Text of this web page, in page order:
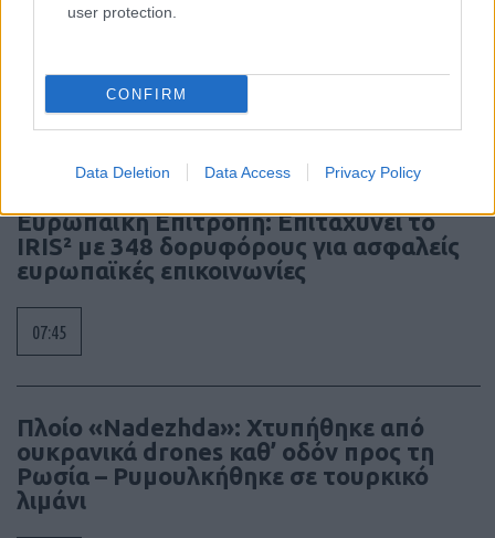
user protection.
CONFIRM
Data Deletion Data Access Privacy Policy
Το Βερολίνο θα επεκτείνει την έρευνα
09:10
Ευρωπαϊκή Επιτροπή: Επιταχύνει το
IRIS² με 348 δορυφόρους για ασφαλείς
ευρωπαϊκές επικοινωνίες
07:45
Πλοίο «Nadezhda»: Χτυπήθηκε από
ουκρανικά drones καθ’ οδόν προς τη
Ρωσία – Ρυμουλκήθηκε σε τουρκικό
λιμάνι